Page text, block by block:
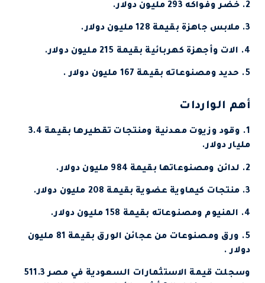
2. خضر وفواكه 293 مليون دولار.
3. ملابس جاهزة بقيمة 128 مليون دولار.
4. الات وأجهزة كهربائية بقيمة 215 مليون دولار.
5. حديد ومصنوعاته بقيمة 167 مليون دولار .
أهم الواردات
1. وقود وزيوت معدنية ومنتجات تقطيرها بقيمة 3.4
مليار دولار.
2. لدائن ومصنوعاتها بقيمة 984 مليون دولار.
3. منتجات كيماوية عضوية بقيمة 208 مليون دولار.
4. المنيوم ومصنوعاته بقيمة 158 مليون دولار.
5. ورق ومصنوعات من عجائن الورق بقيمة 81 مليون
دولار .
وسجلت قيمة الاستثمارات السعودية في مصر 511.3